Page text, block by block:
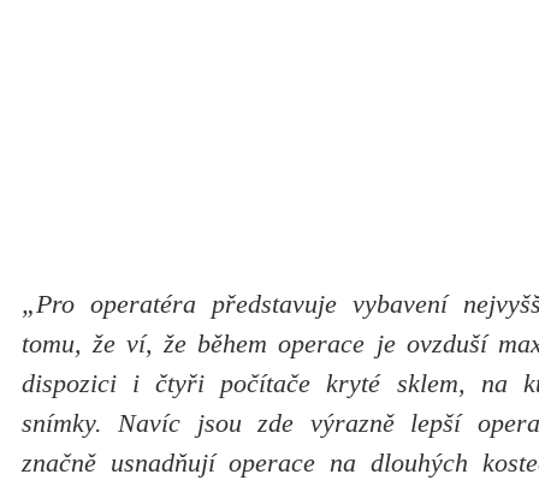
„Pro operatéra představuje vybavení
tomu, že ví, že během operace je ovzduší
dispozici i čtyři počítače kryté sklem, na
snímky. Navíc jsou zde výrazně lepší
značně usnadňují operace na dlouhých